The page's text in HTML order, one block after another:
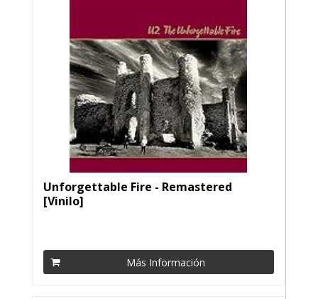
Unforgettable Fire - Remastered
[Vinilo]
Más Información